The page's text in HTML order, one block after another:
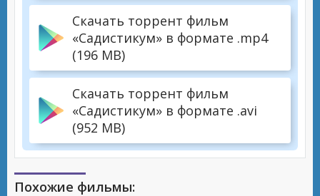
Скачать торрент фильм
«Садистикум» в формате .mp4
(196 MB)
Скачать торрент фильм
«Садистикум» в формате .avi
(952 MB)
Похожие фильмы: